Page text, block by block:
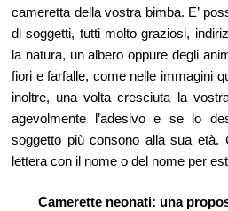
cameretta della vostra bimba. E’
di soggetti, tutti molto graziosi,
la natura, un albero oppure degli
fiori e farfalle, come nelle immagini
inoltre, una volta cresciuta la
agevolmente l’adesivo e se lo
soggetto più consono alla sua età.
lettera con il nome o del nome per
Camerette neonati: una